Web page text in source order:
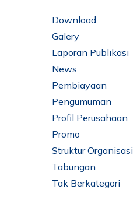
Download
Galery
Laporan Publikasi
News
Pembiayaan
Pengumuman
Profil Perusahaan
Promo
Struktur Organisasi
Tabungan
Tak Berkategori